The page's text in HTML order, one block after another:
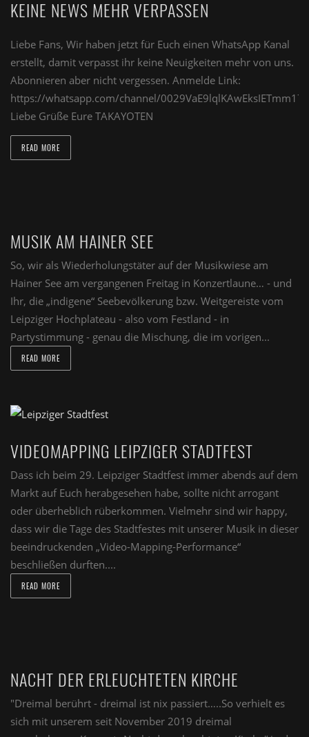
KEINE NEWS MEHR VERPASSEN
Liebe Fans, Wir haben jetzt für Euch einen WhatsApp Kanal
erstellt, damit verpasst ihr keine Neuigkeiten mehr von uns.
Abonnieren aber nicht vergessen. Anmelde Link:
https://whatsapp.com/channel/0029VaE9lqlKAwEksIETmm17
Liebe Grüße Eure TAKAYOTEN
READ MORE
MUSIK AM HAINER SEE
So, wir als Wiederholungstäter auf der Musikwiese am
Hainer See am vergangenen Freitag in Konzertlaune… - und
Ihr, die „indigene“ Seebevölkerung bzw. Weitgereiste vom
Leipziger Hochplateau - also vom Festland - in
Partystimmung - genau die Mischung, die im vorigen...
READ MORE
VIDEOMAPPING LEIPZIGER STADTFEST
Dass ich beim 29. Leipziger Stadtfest immer abends auf dem
Markt auf Euch herabgesehen habe, sollte nicht arrogant
oder überheblich rüberkommen. Vielmehr sind wir happy,
dass wir die Tage des Stadtfestes mit unserer Musik in dieser
beeindruckenden „Video-Mapping-Performance“
beschließen durften....
READ MORE
NACHT DER ERLEUCHTETEN KIRCHE
"Dreimal berührt - dreimal ist nix passiert…..So verhielt es
sich mit unserem seit November 2019 dreimal